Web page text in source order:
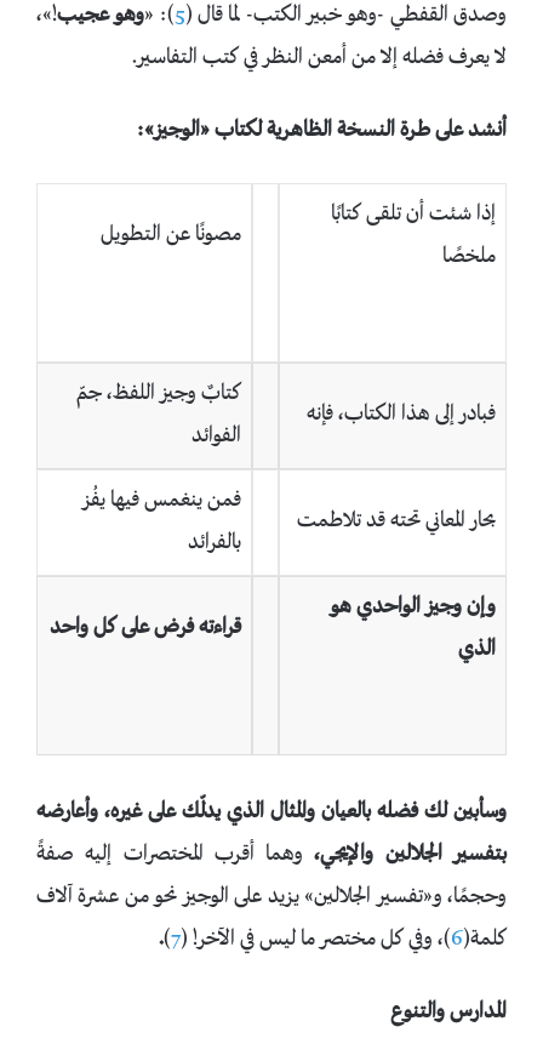
وصدق القفطي -وهو خبير الكتب- لما قال (5
): «وهو عجيب!»،
لا يعرف فضله إلا من أمعن النظر في كتب التفاسير.
أنشد علىطرة النسخة الظاهرية لكتاب«الوجيز»:
إذا شئت أن تلقى كتابًا
ملخصًا
مصونًا عن التطويل
فبادر إلى هذا الكتاب، فإنه
كتابٌ وجيز اللفظ، جمّ
الفوائد
بحار المعاني تحته قد تلاطمت
فمن ينغمس فيها يفُز
بالفرائد
وإن وجيز الواحدي هو
الذي
قراءته فرض على كل واحد
وسأبين لك فضله بالعيان والمثال الذي يدلّك على غيره، وأعارضه
بتفسير الجلالين والإيجي، وهما أقرب المختصرات إليه صفةً
وحجمًا، و«تفسير الجلالين» يزيد على الوجيز نحو من عشرة آلاف
كلمة(6)، وفي كل مختصر ما ليس في الآخر! (7
)
.
المدارس والتنوع